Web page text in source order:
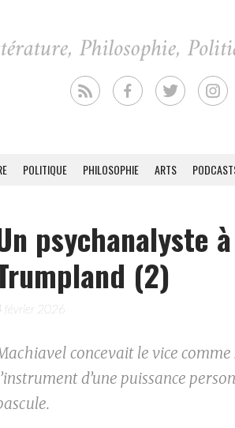
POLITIQUE PHILOSOPHIE ARTS
psychanalyste
(2)
février 2026
concevait le vice
d’une puissance